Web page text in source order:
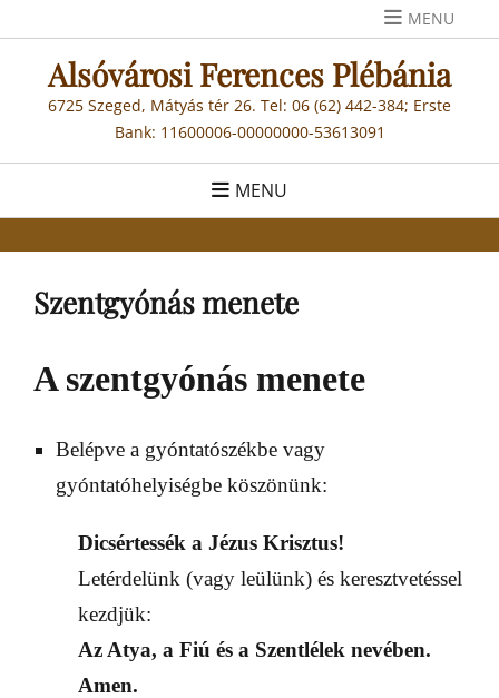
to
content
MENU
Alsóvárosi Ferences Plébánia
6725 Szeged, Mátyás tér 26. Tel: 06 (62) 442-384; Erste
Bank: 11600006-00000000-53613091
MENU
Szentgyónás menete
A szentgyónás menete
Belépve a gyóntatószékbe vagy
gyóntatóhelyiségbe köszönünk:
Dicsértessék a Jézus Krisztus!
Letérdelünk (vagy leülünk) és keresztvetéssel
kezdjük:
Az Atya, a Fiú és a Szentlélek nevében.
Amen.